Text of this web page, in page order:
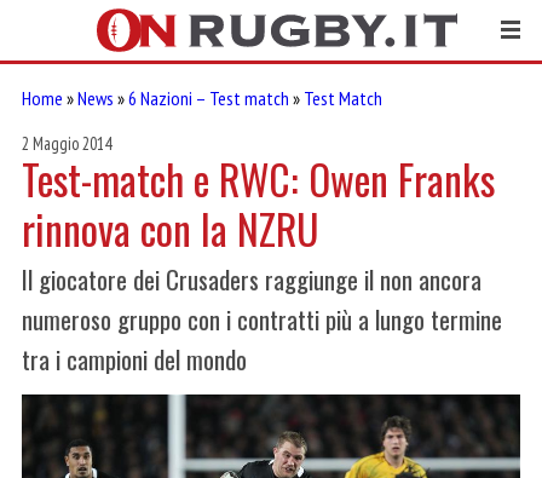
Home »News »6 Nazioni – Test match » Test Match
2 Maggio 2014
Test-match e RWC: Owen Franks
rinnova con la NZRU
Il giocatore dei Crusaders raggiunge il non ancora
numeroso gruppo con i contratti più a lungo termine
tra i campioni del mondo